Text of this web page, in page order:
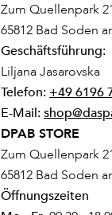
Zum Quellenpark
65812 Bad Soden
Geschäftsführung:
Liljana Jasarovska
Telefon: +49 6196
E-Mail:
DPAB STORE
Zum Quellenpark
65812 Bad Soden
Öffnungszeiten